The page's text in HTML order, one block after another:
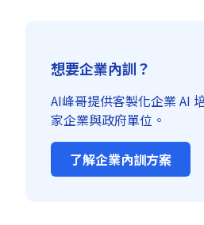
想要企業內訓？
AI峰哥提供客製化企業 AI
家企業與政府單位。
了解企業內訓方案